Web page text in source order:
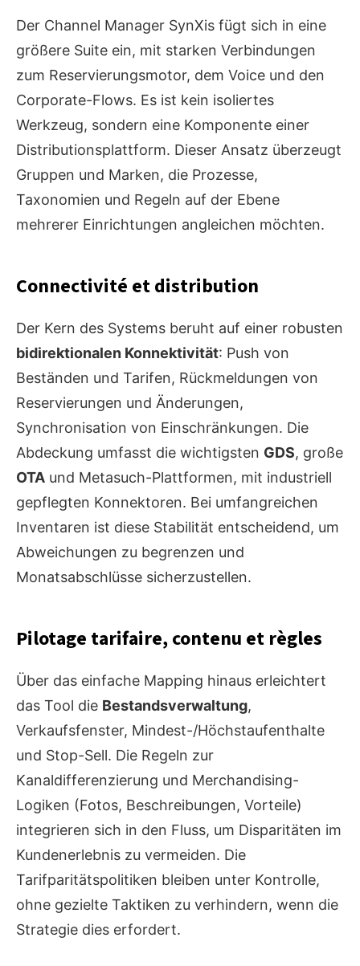
Der Channel Manager SynXis fügt sich in eine
größere Suite ein, mit starken Verbindungen
zum Reservierungsmotor, dem Voice und den
Corporate-Flows. Es ist kein isoliertes
Werkzeug, sondern eine Komponente einer
Distributionsplattform. Dieser Ansatz überzeugt
Gruppen und Marken, die Prozesse,
Taxonomien und Regeln auf der Ebene
mehrerer Einrichtungen angleichen möchten.
Connectivité et distribution
Der Kern des Systems beruht auf einer robusten
bidirektionalen Konnektivität: Push von
Beständen und Tarifen, Rückmeldungen von
Reservierungen und Änderungen,
Synchronisation von Einschränkungen. Die
Abdeckung umfasst die wichtigsten GDS, große
OTA und Metasuch-Plattformen, mit industriell
gepflegten Konnektoren. Bei umfangreichen
Inventaren ist diese Stabilität entscheidend, um
Abweichungen zu begrenzen und
Monatsabschlüsse sicherzustellen.
Pilotage tarifaire, contenu et règles
Über das einfache Mapping hinaus erleichtert
das Tool die Bestandsverwaltung,
Verkaufsfenster, Mindest-/Höchstaufenthalte
und Stop-Sell. Die Regeln zur
Kanaldifferenzierung und Merchandising-
Logiken (Fotos, Beschreibungen, Vorteile)
integrieren sich in den Fluss, um Disparitäten im
Kundenerlebnis zu vermeiden. Die
Tarifparitätspolitiken bleiben unter Kontrolle,
ohne gezielte Taktiken zu verhindern, wenn die
Strategie dies erfordert.